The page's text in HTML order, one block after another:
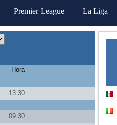
Premier League La Liga
Hora
13:30
09:30